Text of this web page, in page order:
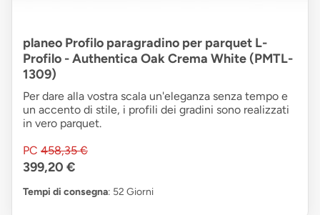
planeo Profilo paragradino per parquet L-
Profilo - Authentica Oak Crema White (PMTL-
1309)
Per dare alla vostra scala un'eleganza senza tempo e
un accento di stile, i profili dei gradini sono realizzati
in vero parquet.
PC 458,35 €
399,20 €
Tempi di consegna: 52 Giorni